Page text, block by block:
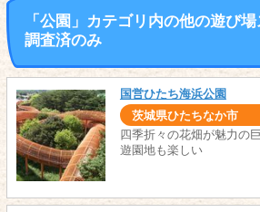
「公園」カテゴリ内の他の遊
調査済のみ
国営ひたち海浜公園
茨城県ひたちなか市
四季折々の花畑が魅力の
遊園地も楽しい